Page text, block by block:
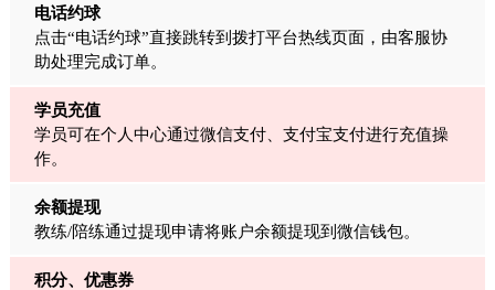
电话约球
点击“电话约球”直接跳转到拨打平台热线页面，由客服协
助处理完成订单。
学员充值
学员可在个人中心通过微信支付、支付宝支付进行充值操
作。
余额提现
教练/陪练通过提现申请将账户余额提现到微信钱包。
积分、优惠券